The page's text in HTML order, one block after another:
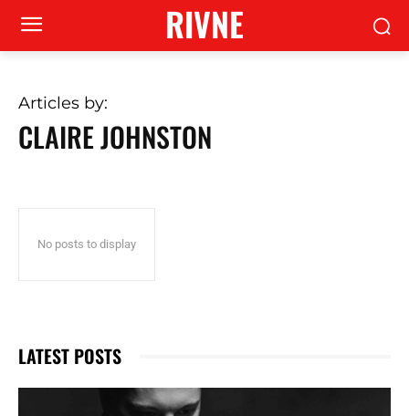
RIVNE
Articles by:
CLAIRE JOHNSTON
No posts to display
LATEST POSTS